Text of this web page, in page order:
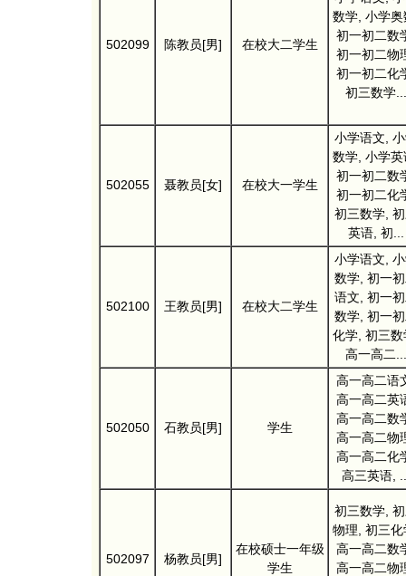
502099 陈教员[男] 在校大二学生
数学, 小学奥
初一初二数
初一初二物
初一初二化
初三数学...
502055 聂教员[女] 在校大一学生
小学语文,
数学, 小学英
初一初二数
初一初二化
初三数学,
英语, 初...
502100 王教员[男] 在校大二学生
小学语文,
数学, 初一
语文, 初一
数学, 初一
化学, 初三数
高一高二...
502050 石教员[男] 学生
高一高二语
高一高二英
高一高二数
高一高二物
高一高二化
高三英语,
502097 杨教员[男]
在校硕士一年级
学生
初三数学,
物理, 初三化
高一高二数
高一高二物